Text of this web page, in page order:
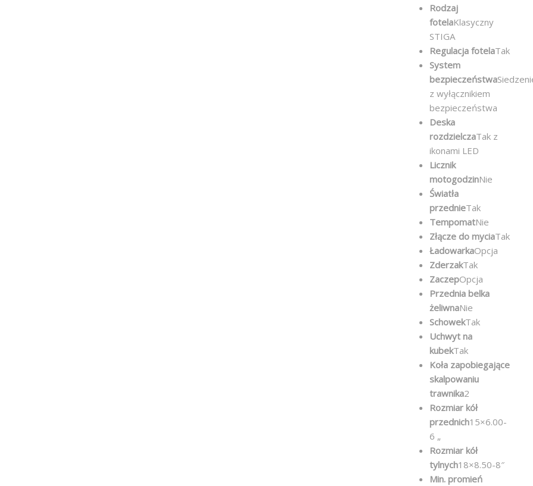
Rodzaj
fotelaKlasyczny
STIGA
Regulacja fotelaTak
System
bezpieczeństwa
z wyłącznikiem
bezpieczeństwa
Deska
rozdzielczaTak z
ikonami LED
Licznik
motogodzinNie
Światła
przednieTak
TempomatNie
Złącze do myciaTak
ŁadowarkaOpcja
ZderzakTak
ZaczepOpcja
Przednia belka
żeliwnaNie
SchowekTak
Uchwyt na
kubekTak
Koła zapobiegające
skalpowaniu
trawnika2
Rozmiar kół
przednich15×6.00-
6 „
Rozmiar kół
tylnych18×8.50-8″
Min. promień